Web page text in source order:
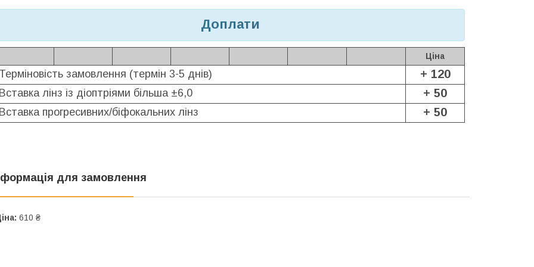
Доплати
Ціна
замовлення (термін 3-5 днів) + 120
лінз із діоптріями більша ±6,0 + 50
прогресивних/біфокальних лінз + 50
для замовлення
610 ₴